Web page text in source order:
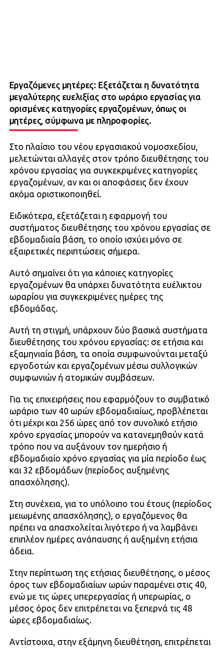
Εργαζόμενες μητέρες: Εξετάζεται η δυνατότητα
μεγαλύτερης ευελιξίας στο ωράριο εργασίας για
ορισμένες κατηγορίες εργαζομένων, όπως οι
μητέρες, σύμφωνα με πληροφορίες.
Στο πλαίσιο του νέου εργασιακού νομοσχεδίου,
μελετώνται αλλαγές στον τρόπο διευθέτησης του
χρόνου εργασίας για συγκεκριμένες κατηγορίες
εργαζομένων, αν και οι αποφάσεις δεν έχουν
ακόμα οριστικοποιηθεί.
Ειδικότερα, εξετάζεται η εφαρμογή του
συστήματος διευθέτησης του χρόνου εργασίας σε
εβδομαδιαία βάση, το οποίο ισχύει μόνο σε
εξαιρετικές περιπτώσεις σήμερα.
Αυτό σημαίνει ότι για κάποιες κατηγορίες
εργαζομένων θα υπάρχει δυνατότητα ευέλικτου
ωραρίου για συγκεκριμένες ημέρες της
εβδομάδας.
Αυτή τη στιγμή, υπάρχουν δύο βασικά συστήματα
διευθέτησης του χρόνου εργασίας: σε ετήσια και
εξαμηνιαία βάση, τα οποία συμφωνούνται μεταξύ
εργοδοτών και εργαζομένων μέσω συλλογικών
συμφωνιών ή ατομικών συμβάσεων.
Για τις επιχειρήσεις που εφαρμόζουν το συμβατικό
ωράριο των 40 ωρών εβδομαδιαίως, προβλέπεται
ότι μέχρι και 256 ώρες από τον συνολικό ετήσιο
χρόνο εργασίας μπορούν να κατανεμηθούν κατά
τρόπο που να αυξάνουν τον ημερήσιο ή
εβδομαδιαίο χρόνο εργασίας για μία περίοδο έως
και 32 εβδομάδων (περίοδος αυξημένης
απασχόλησης).
Στη συνέχεια, για το υπόλοιπο του έτους (περίοδος
μειωμένης απασχόλησης), ο εργαζόμενος θα
πρέπει να απασχολείται λιγότερο ή να λαμβάνει
επιπλέον ημέρες ανάπαυσης ή αυξημένη ετήσια
άδεια.
Στην περίπτωση της ετήσιας διευθέτησης, ο μέσος
όρος των εβδομαδιαίων ωρών παραμένει στις 40,
ενώ με τις ώρες υπερεργασίας ή υπερωρίας, ο
μέσος όρος δεν επιτρέπεται να ξεπερνά τις 48
ώρες εβδομαδιαίως.
Αντίστοιχα, στην εξάμηνη διευθέτηση, επιτρέπεται